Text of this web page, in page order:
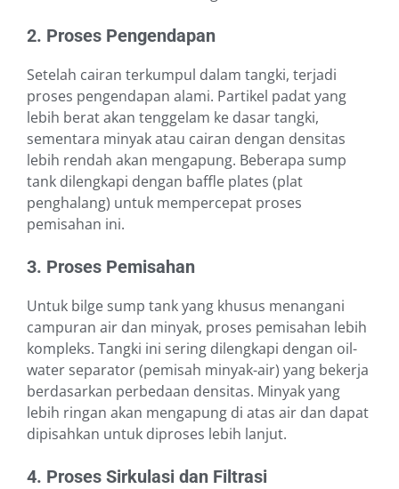
2. Proses Pengendapan
Setelah cairan terkumpul dalam tangki, terjadi
proses pengendapan alami. Partikel padat yang
lebih berat akan tenggelam ke dasar tangki,
sementara minyak atau cairan dengan densitas
lebih rendah akan mengapung. Beberapa sump
tank dilengkapi dengan baffle plates (plat
penghalang) untuk mempercepat proses
pemisahan ini.
3. Proses Pemisahan
Untuk bilge sump tank yang khusus menangani
campuran air dan minyak, proses pemisahan lebih
kompleks. Tangki ini sering dilengkapi dengan oil-
water separator (pemisah minyak-air) yang bekerja
berdasarkan perbedaan densitas. Minyak yang
lebih ringan akan mengapung di atas air dan dapat
dipisahkan untuk diproses lebih lanjut.
4. Proses Sirkulasi dan Filtrasi